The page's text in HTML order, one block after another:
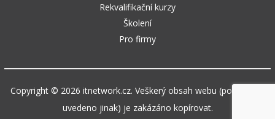
Rekvalifikační kurzy
Školení
Pro firmy
Copyright © 2026 itnetwork.cz. Veškerý obsah webu (pokud není
uvedeno jinak) je zakázáno kopírovat.